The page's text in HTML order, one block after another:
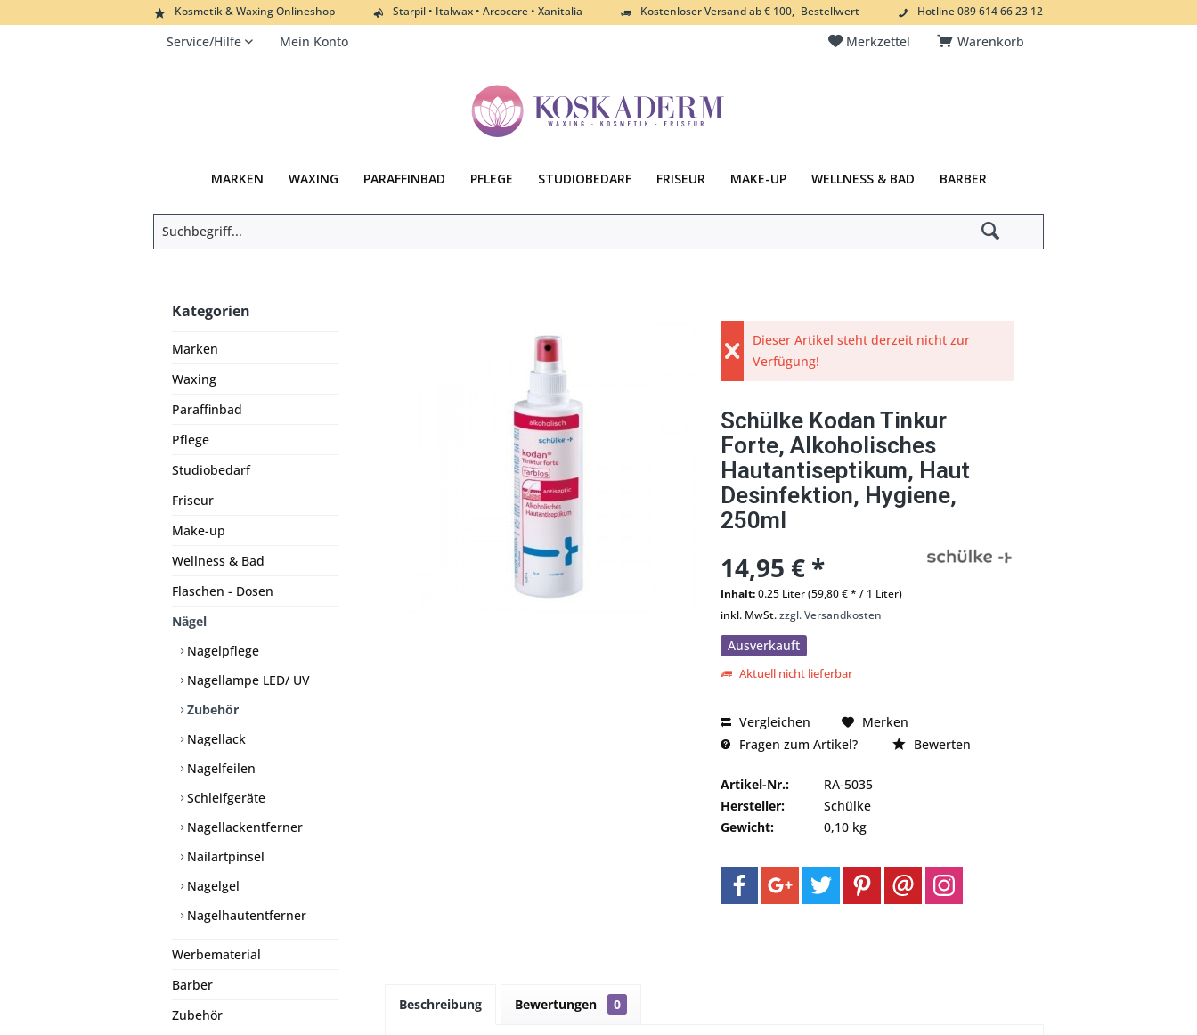
Kosmetik & Waxing Onlineshop Starpil • Italwax • Arcocere • Xanitalia Kostenloser Versand ab € 100,- Bestellwert Hotline 089 614 66 23 12
Warenkorb
Merkzettel
Service/Hilfe Mein Konto
MARKEN WAXING PARAFFINBAD PFLEGE STUDIOBEDARF FRISEUR MAKE-UP WELLNESS & BAD BARBER
Kategorien
Marken
Waxing
Paraffinbad
Pflege
Studiobedarf
Friseur
Make-up
Wellness & Bad
Flaschen - Dosen
Nägel
Nagelpflege
Nagellampe LED/ UV
Zubehör
Nagellack
Nagelfeilen
Schleifgeräte
Nagellackentferner
Nailartpinsel
Nagelgel
Nagelhautentferner
Werbematerial
Barber
Zubehör
Dieser Artikel steht derzeit nicht zur
Verfügung!
Schülke Kodan Tinkur
Forte, Alkoholisches
Hautantiseptikum, Haut
Desinfektion, Hygiene,
250ml
14,95 € *
Inhalt:0.25 Liter (59,80 € * / 1 Liter)
inkl. MwSt.zzgl. Versandkosten
Ausverkauft
Aktuell nicht lieferbar
Vergleichen
Merken
Fragen zum Artikel?
Bewerten
Artikel-Nr.:
RA-5035
Hersteller:
Schülke
Gewicht:
0,10 kg
Beschreibung Bewertungen 0